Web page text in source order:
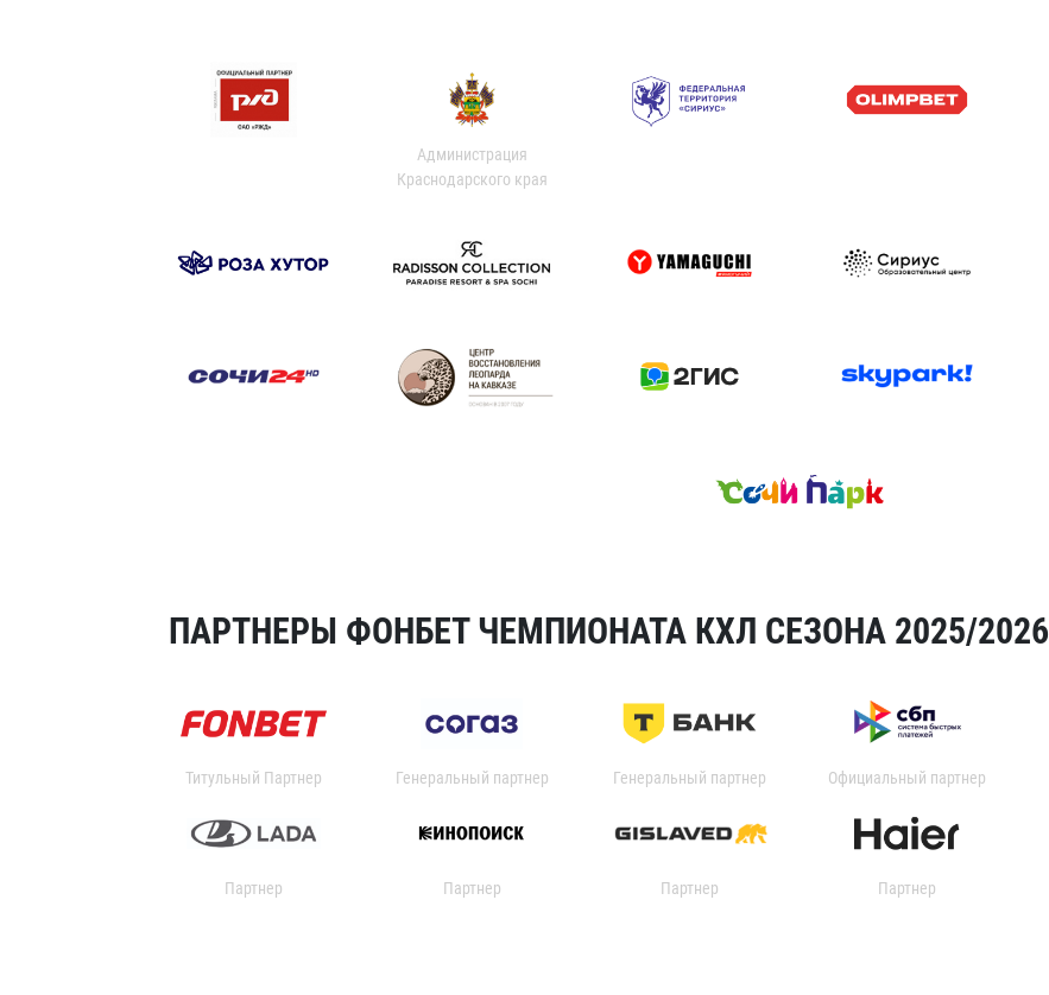
Администрация
Краснодарского края
ПАРТНЕРЫ ФОНБЕТ ЧЕМПИОНАТА КХЛ СЕЗОНА 2025/2026
Титульный Партнер Генеральный партнер Генеральный партнер Официальный партнер
Партнер Партнер Партнер Партнер